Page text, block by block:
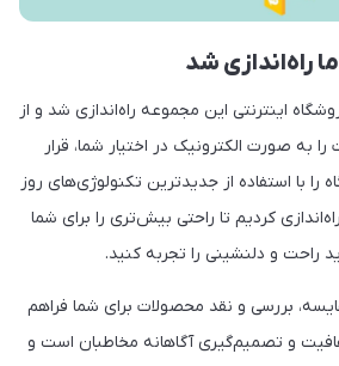
راه‌اندازی شد
اینترنتی این مجموعه راه‌اندازی شد و از
صورت الکترونیک در اختیار شما، قرار
را با استفاده از جدیدترین تکنولوژی‌های روز
کردیم تا راحتی بیش‌تری را برای شما
راحت و دلنشینی را تجربه کنید.
بررسی و نقد محصولات برای شما فراهم
و تصمیم‌گیری آگاهانه مخاطبان است و